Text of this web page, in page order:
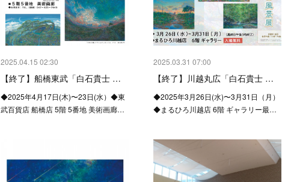
2025.04.15 02:30
【終了】船橋東武「白石貴士 …
◆2025年4月17日(木)〜23日(水）◆東
武百貨店 船橋店 5階 5番地 美術画廊…
2025.03.31 07:00
【終了】川越丸広「白石貴士 …
◆2025年3月26日(水)〜3月31日（月）
◆まるひろ川越店 6階 ギャラリー最…